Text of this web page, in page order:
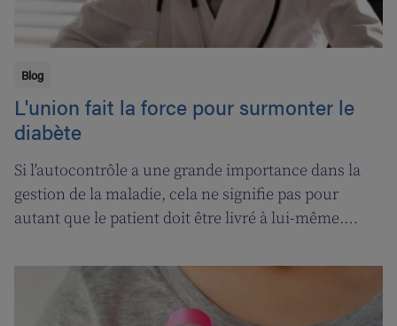
Blog
L'union fait la force pour surmonter le
diabète
Si l'autocontrôle a une grande importance dans la
gestion de la maladie, cela ne signifie pas pour
autant que le patient doit être livré à lui-même.
que patient, à être impliqué dans votre traitement.